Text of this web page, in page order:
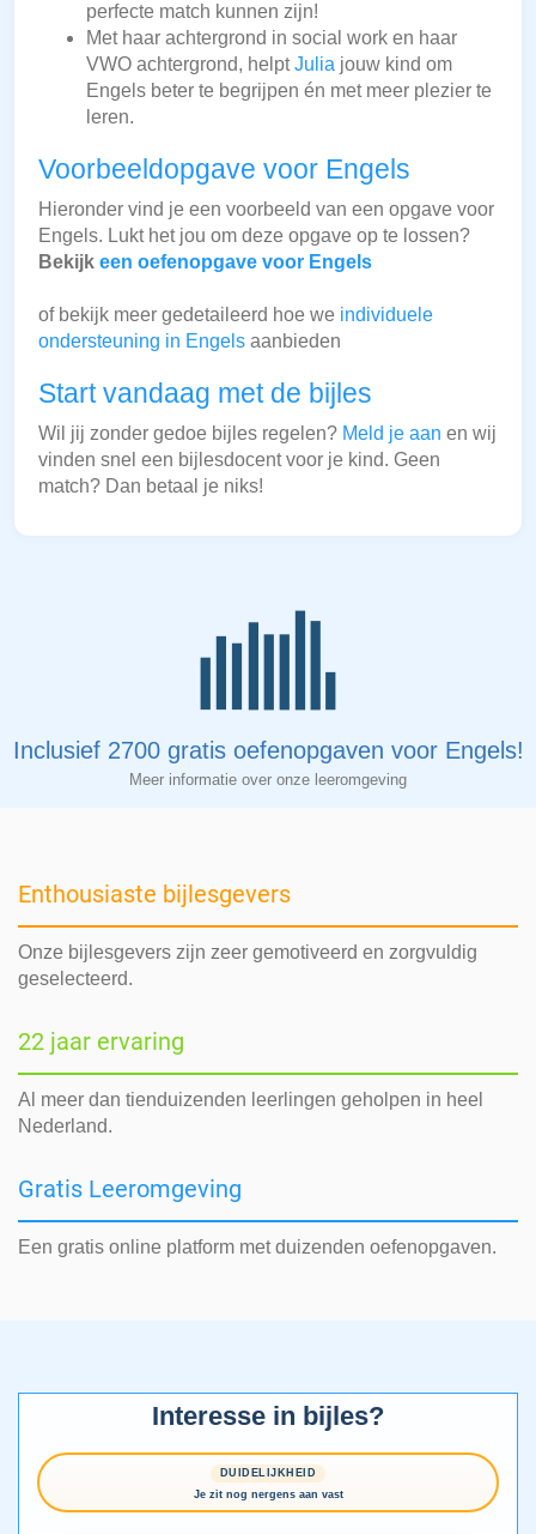
perfecte match kunnen zijn!
Met haar achtergrond in social work en haar
VWO achtergrond, helptJulia jouw kind om
Engels beter te begrijpen én met meer plezier te
leren.
Voorbeeldopgave voor Engels
Hieronder vind je een voorbeeld van een opgave voor
Engels. Lukt het jou om deze opgave op te lossen?
Bekijk een oefenopgave voor Engels
of bekijk meer gedetaileerd hoe we individuele
ondersteuning in Engels aanbieden
Start vandaag met de bijles
Wil jij zonder gedoe bijles regelen? Meld je aan en wij
vinden snel een bijlesdocent voor je kind. Geen
match? Dan betaal je niks!
Inclusief 2700 gratis oefenopgaven voor Engels!
Meer informatie over onze leeromgeving
Enthousiaste bijlesgevers
Onze bijlesgevers zijn zeer gemotiveerd en zorgvuldig
geselecteerd.
22 jaar ervaring
Al meer dan tienduizenden leerlingen geholpen in heel
Nederland.
Gratis Leeromgeving
Een gratis online platform met duizenden oefenopgaven.
Interesse in bijles?
DUIDELIJKHEID
Je zit nog nergens aan vast